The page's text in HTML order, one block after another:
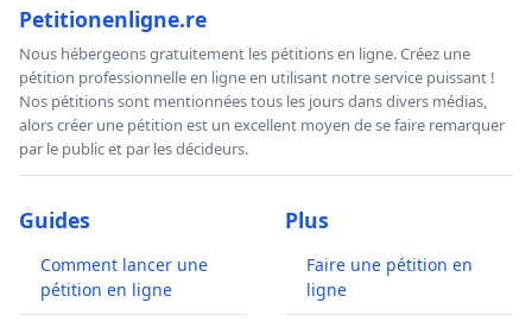
Petitionenligne.re
Nous hébergeons gratuitement les pétitions en ligne. Créez une
pétition professionnelle en ligne en utilisant notre service puissant !
Nos pétitions sont mentionnées tous les jours dans divers médias,
alors créer une pétition est un excellent moyen de se faire remarquer
par le public et par les décideurs.
Guides
Comment lancer une
pétition en ligne
Plus
Faire une pétition en
ligne